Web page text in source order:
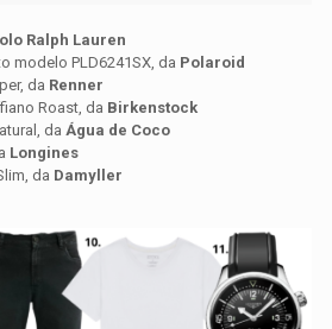
Ralph Lauren
modelo PLD6241SX, da Polaroid
da Renner
Roast, da Birkenstock
da Água de Coco
Longines
da Damyller